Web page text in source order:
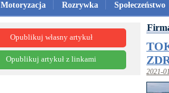
Motoryzacja
Rozrywka Społeczeństwo
2021-
Opublikuj własny artykuł
Opublikuj artykuł z linkami